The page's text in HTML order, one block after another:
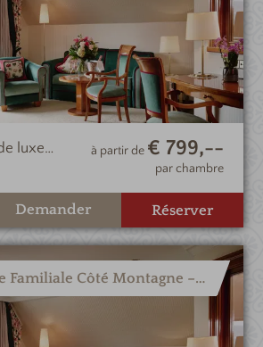
luxe
vallée
à partir de € 799,--
par chambre
Demander Réserver
Suite de Luxe Familiale Côté Montagne – Type VI